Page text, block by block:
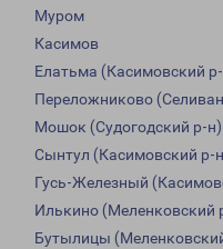
Муром
Касимов
Елатьма (Касимовский
Переложниково
Мошок (Судогодский р-н)
Сынтул (Касимовский р-
Гусь-Железный
Илькино (Меленковский
Бутылицы